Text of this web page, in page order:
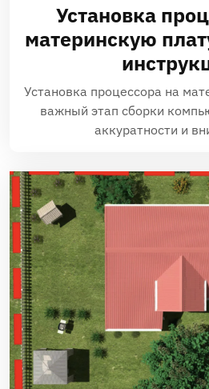
Установка
материнскую
Установка процессора на
важный этап сборки
аккуратности и